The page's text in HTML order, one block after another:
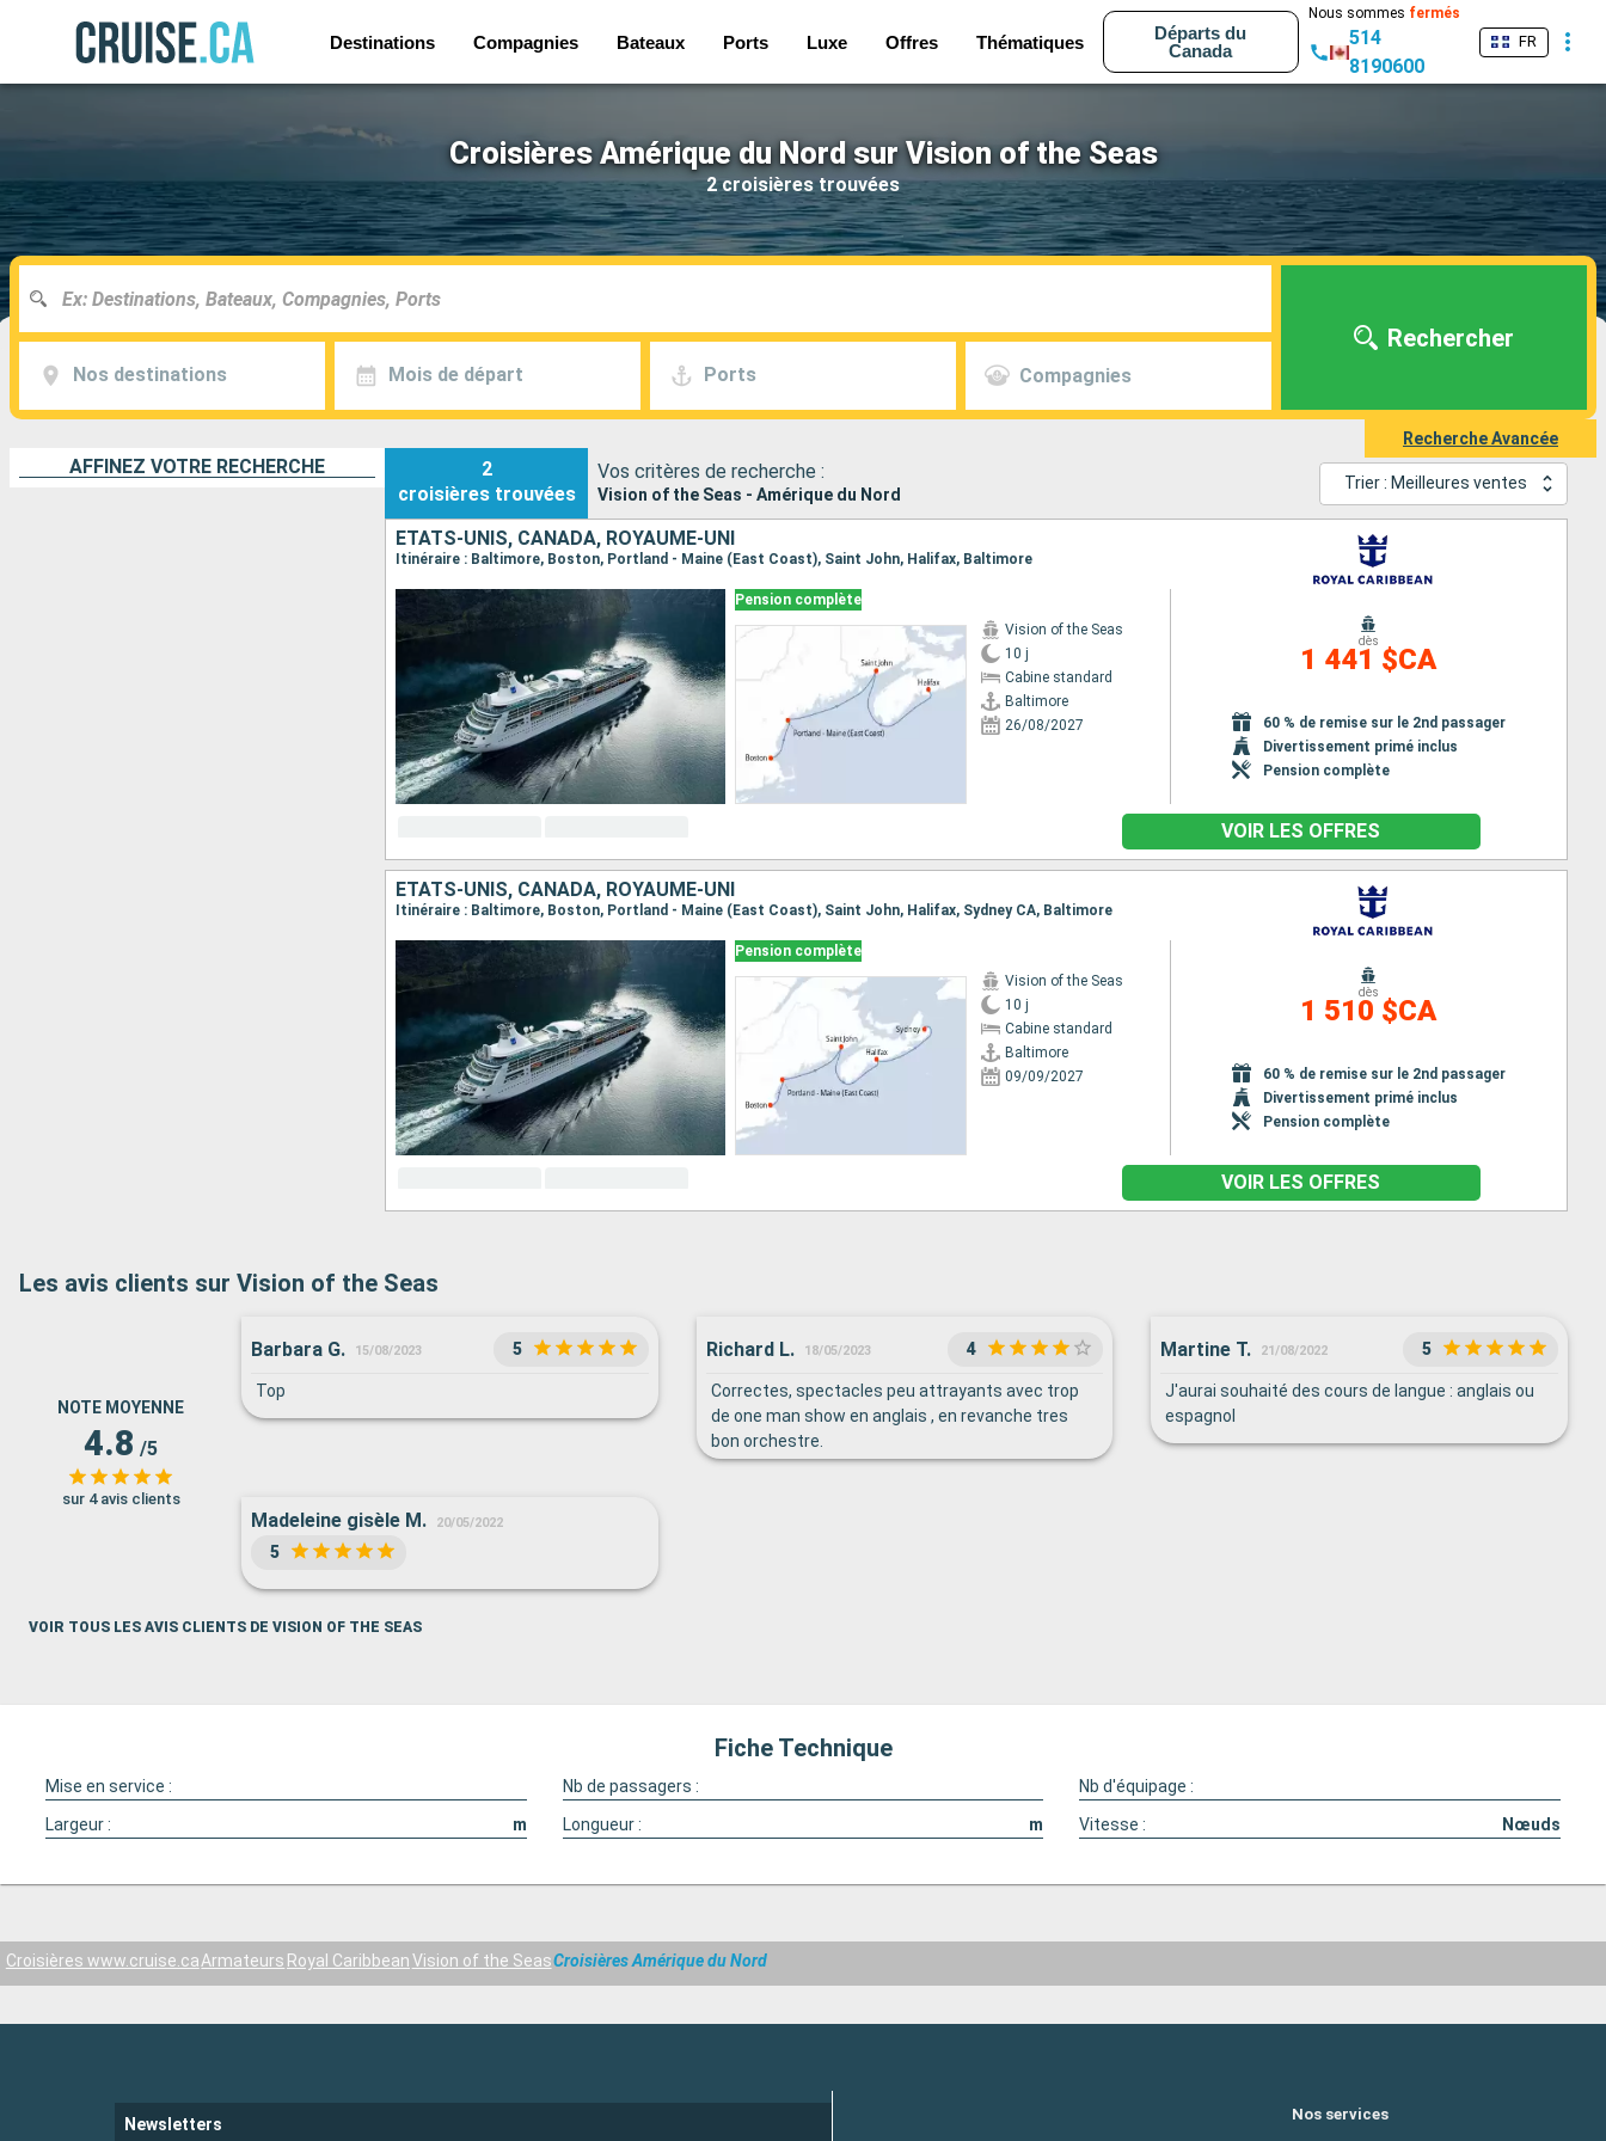
Destinations Compagnies Bateaux Ports Luxe Offres Thématiques
Départs du
Canada
Nous sommes fermés
514
8190600
FR
Croisières Amérique du Nord sur Vision of the Seas
2 croisières trouvées
Nos destinations Mois de départ Ports Compagnies
Rechercher
Recherche Avancée
AFFINEZ VOTRE RECHERCHE
2
croisières trouvées
Vos critères de recherche :
Vision of the Seas - Amérique du Nord
Trier : Meilleures ventes
ÉTATS-UNIS, CANADA, ROYAUME-UNI
Itinéraire : Baltimore, Boston, Portland - Maine (East Coast), Saint John, Halifax, Baltimore
Pension complète
Vision of the Seas
10 j
Cabine standard
Baltimore
26/08/2027
dès
1 441 $CA
60 % de remise sur le 2nd passager
Divertissement primé inclus
Pension complète
VOIR LES OFFRES
ÉTATS-UNIS, CANADA, ROYAUME-UNI
Itinéraire : Baltimore, Boston, Portland - Maine (East Coast), Saint John, Halifax, Sydney CA, Baltimore
Pension complète
Vision of the Seas
10 j
Cabine standard
Baltimore
09/09/2027
dès
1 510 $CA
60 % de remise sur le 2nd passager
Divertissement primé inclus
Pension complète
VOIR LES OFFRES
Les avis clients sur Vision of the Seas
NOTE MOYENNE
4.8 /5
sur 4 avis clients
Barbara G. 15/08/2023 5
Top
Richard L. 18/05/2023 4
Correctes, spectacles peu attrayants avec trop
de one man show en anglais , en revanche tres
bon orchestre.
Martine T. 21/08/2022 5
J'aurai souhaité des cours de langue : anglais ou
espagnol
Madeleine gisèle M. 20/05/2022
5
VOIR TOUS LES AVIS CLIENTS DE VISION OF THE SEAS
Fiche Technique
Mise en service : Nb de passagers :
Nb d'équipage :
Largeur :
m Longueur : m Vitesse : Nœuds
Croisières www.cruise.caArmateurs Royal CaribbeanVision of the SeasCroisières Amérique du Nord
Newsletters
Nos services